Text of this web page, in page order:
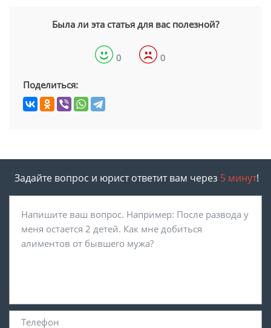
Была ли эта статья для вас полезной?
0 0
Поделиться:
Задайте вопрос и юрист ответит вам через 5 минут!